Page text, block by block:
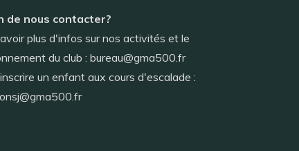
de nous contacter?
plus d'infos sur nos activités et le
du club : bureau@gma500.fr
un enfant aux cours d'escalade :